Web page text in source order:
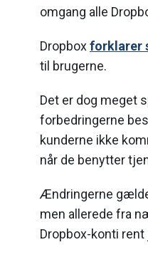
omgang alle
Dropboxforklarer
til brugerne.
Det er dog meget
forbedringerne
kunderne ikke
når de benytter
Ændringerne
men allerede fra
Dropbox-konti